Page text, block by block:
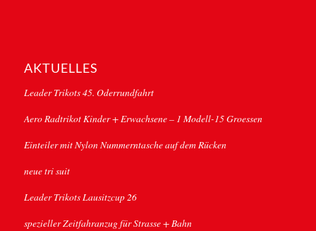
AKTUELLES
Leader Trikots 45. Oderrundfahrt
Aero Radtrikot Kinder + Erwachsene – 1 Modell-15 Groessen
Einteiler mit Nylon Nummerntasche auf dem Rücken
neue tri suit
Leader Trikots Lausitzcup 26
spezieller Zeitfahranzug für Strasse + Bahn